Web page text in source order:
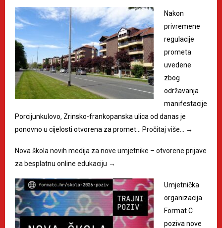
Nakon
privremene
regulacije
prometa
uvedene
zbog
održavanja
manifestacije
Porcijunkulovo, Zrinsko-frankopanska ulica od danas je
ponovno u cijelosti otvorena za promet… Pročitaj više… →
Nova škola novih medija za nove umjetnike – otvorene prijave
za besplatnu online edukaciju →
Umjetnička
organizacija
Format C
poziva nove